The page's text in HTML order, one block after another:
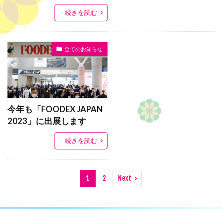
続きを読む
全てのお知らせ
今年も「FOODEX JAPAN
2023」に出展します
続きを読む
1 2 Next